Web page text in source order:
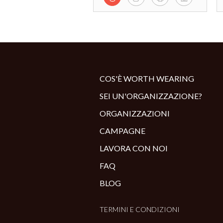
COS'È WORTH WEARING
SEI UN'ORGANIZZAZIONE?
ORGANIZZAZIONI
CAMPAGNE
LAVORA CON NOI
FAQ
BLOG
TERMINI E CONDIZIONI